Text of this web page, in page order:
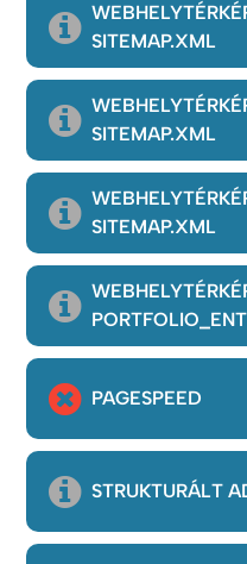
SITEMAP.XML
SITEMAP.XML
SITEMAP.XML
PAGESPEED
STRUKTURÁLT